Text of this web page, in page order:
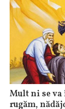
Mult ni se
rugăm,